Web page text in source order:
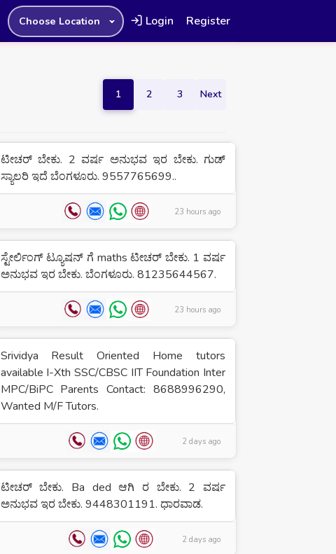
Choose Location Login Register
1 2 3 Next
ಟೀಚರ್ ಬೇಕು. 2 ವರ್ಷ ಅನುಭವ ಇರ ಬೇಕು. ಗುಡ್
ಸ್ಯಾಲರಿ ಇದೆ ಬೆಂಗಳೂರು. 9557765699..
23 hours ago
ಸ್ಟೇರ್ಲಿಂಗ್ ಟ್ಯೂಷನ್ ಗೆ maths ಟೀಚರ್ ಬೇಕು. 1 ವರ್ಷ
ಅನುಭವ ಇರ ಬೇಕು. ಬೆಂಗಳೂರು. 81235644567.
23 hours ago
Srividya Result Oriented Home tutors
available I-Xth SSC/CBSC IIT Foundation Inter
MPC/BiPC Parents Contact: 8688996290,
Wanted M/F Tutors.
2 days ago
ಟೀಚರ್ ಬೇಕು. Ba ded ಆಗಿ ರ ಬೇಕು. 2 ವರ್ಷ
ಅನುಭವ ಇರ ಬೇಕು. 9448301191. ಧಾರವಾಡ.
2 days ago